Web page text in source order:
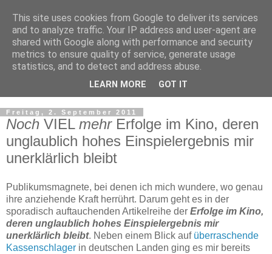
Freitag, 2. September 2011
Noch VIEL mehrErfolge im Kino, deren
unglaublich hohes Einspielergebnis mir
unerklärlich bleibt
Publikumsmagnete, bei denen ich mich wundere, wo genau
ihre anziehende Kraft herrührt. Darum geht es in der
sporadisch auftauchenden Artikelreihe der Erfolge im Kino,
deren unglaublich hohes Einspielergebnis mir
unerklärlich bleibt. Neben einem Blick auf überraschende
Kassenschlager in deutschen Landen ging es mir bereits
This site uses cookies from Google to deliver its services
and to analyze traffic. Your IP address and user-agent are
shared with Google along with performance and security
metrics to ensure quality of service, generate usage
statistics, and to detect and address abuse.
LEARN MORE GOT IT